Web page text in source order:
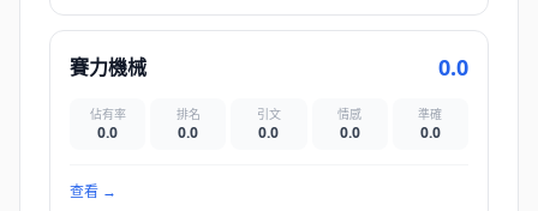
賽力機械 0.0
佔有率
0.0
排名
0.0
引文
0.0
情感
0.0
準確
0.0
查看 →